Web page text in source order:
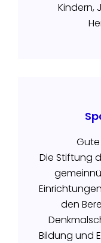
Kindern,
Die Stiftung
den
Bildung und